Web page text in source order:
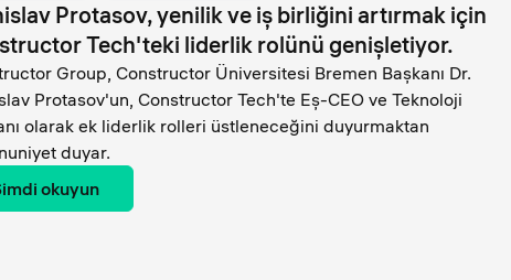
Protasov, yenilik ve iş birliğini artırmak için
Tech'teki liderlik rolünü genişletiyor.
Group, Constructor Üniversitesi Bremen Başkanı Dr.
Protasov'un, Constructor Tech'te Eş-CEO ve Teknoloji
olarak ek liderlik rolleri üstleneceğini duyurmaktan
duyar.
okuyun